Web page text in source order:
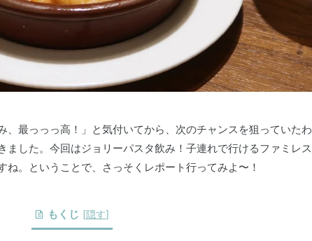
、最っっっ高！」と気付いてから、次のチャンスを狙っていたわ
ました。今回はジョリーパスタ飲み！子連れで行けるファミレス
。ということで、さっそくレポート行ってみよ〜！
もくじ [隠す]